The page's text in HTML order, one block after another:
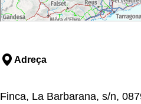
Adreça
Finca, La Barbarana, s/n,